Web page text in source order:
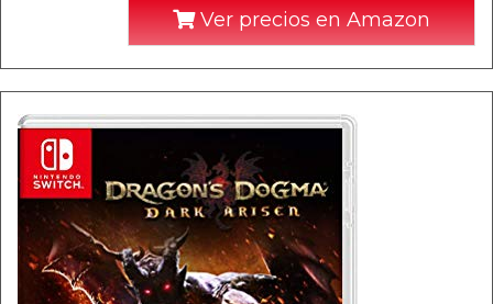
Ver precios en Amazon